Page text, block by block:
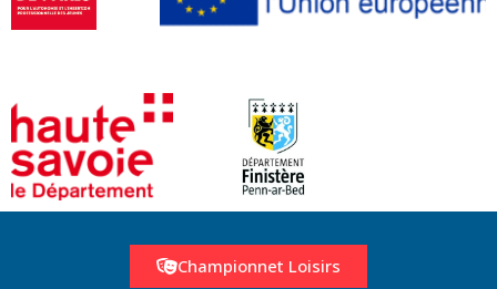
Championnet Loisirs